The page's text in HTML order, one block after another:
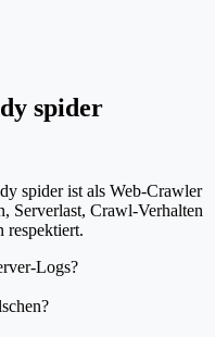
spider
spider ist als Web-Crawler
Serverlast, Crawl-Verhalten
respektiert.
Logs?